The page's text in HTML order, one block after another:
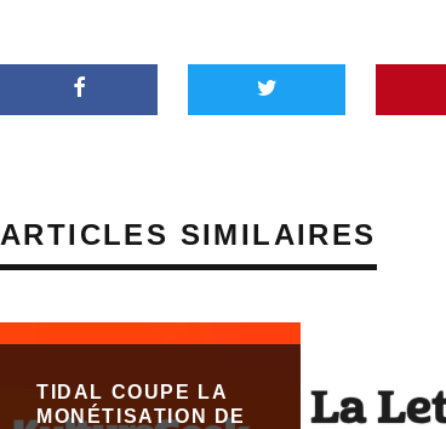
ARTICLES SIMILAIRES
TIDAL COUPE LA
MONÉTISATION DE